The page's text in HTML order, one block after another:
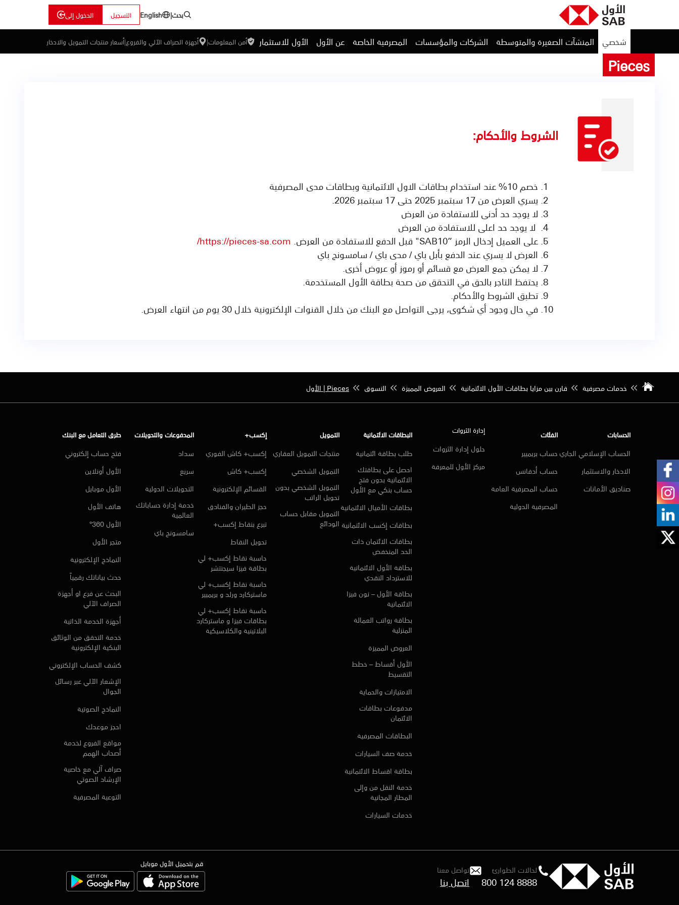
بحث|
English التسجيل الدخول إلى
شخصي المنشآت الصغيرة والمتوسطة الشركات والمؤسسات المصرفية الخاصة عن الأول الأول للاستثمار أمن المعلومات| أجهزة الصراف الآلي والفروع|أسعار منتجات التمويل والادخار
Pieces
الشروط والأحكام:
خصم 10% عند استخدام بطاقات الاول الائتمانية وبطاقات مدى المصرفية
يسري العرض من 17 سبتمبر 2025 حتى 17 سبتمبر 2026.
لا يوجد حد أدنى للاستفادة من العرض
لا يوجد حد اعلى للاستفادة من العرض
على العميل إدخال الرمز ”SAB10" قبل الدفع للاستفادة من العرض. https://pieces-sa.com/
العرض لا يسري عند الدفع بأبل باي / مدى باي / سامسونج باي
لا يمكن جمع العرض مع قسائم أو رموز أو عروض أخرى.
يحتفظ التاجر بالحق في التحقق من صحة بطاقة الأول المستخدمة.
تطبق الشروط والأحكام.
في حال وجود أي شكوى، يرجى التواصل مع البنك من خلال القنوات الإلكترونية خلال 30 يوم من انتهاء العرض.
خدمات مصرفية قارن بين مزايا بطاقات الأول الائتمانية العروض المميزة التسوق Pieces | الأول
الحسابات
الحساب الإسلامي الجاري
الادخار والاستثمار
صناديق الأمانات
الفئات
حساب بريميير
حساب أدفانس
حساب المصرفية العامة
المصرفية الدولية
إدارة الثروات
حلول إدارة الثروات
مركز الأول للمعرفة
البطاقات الائتمانية
طلب بطاقة ائتمانية
احصل على بطاقتك
الائتمانية بدون فتح
حساب بنكي مع الأول
بطاقات الأميال الائتمانية
بطاقات إكسب الائتمانية
بطاقات الائتمان ذات
الحد المنخفض
بطاقة الأول الائتمانية
للاسترداد النقدي
بطاقة الأول – نون فيزا
الائتمانية
بطاقة رواتب العمالة
المنزلية
العروض المميزة
الأول أقساط – خطط
التقسيط
الامتيازات والحماية
مدفوعات بطاقات
الائتمان
البطاقات المصرفية
خدمة صف السيارات
بطاقة اقساط الائتمانية
خدمة النقل من وإلى
المطار المجانية
خدمات السيارات
التمويل
منتجات التمويل العقاري
التمويل الشخصي
التمويل الشخصي بدون
تحويل الراتب
التمويل مقابل حساب
الودائع
إكسب+
إكسب+ كاش الفوري
إكسب+ كاش
القسائم الإلكترونية
حجز الطيران والفنادق
تبرع بنقاط إكسب+
تحويل النقاط
حاسبة نقاط إكسب+ لي
بطاقة فيزا سيجنتشر
حاسبة نقاط إكسب+ لي
ماستركارد ورلد و بريميير
حاسبة نقاط إكسب+ لي
بطاقات فيزا و ماستركارد
البلاتينية والكلاسيكية
المدفوعات والتحويلات
سداد
سريع
التحويلات الدولية
خدمة إدارة حساباتك
العالمية
سامسونج باي
طرق التعامل مع البنك
فتح حساب إلكتروني
الأول أونلاين
الأول موبايل
هاتف الأول
الأول 360°
متجر الأول
النماذج الإلكترونية
حدث بياناتك رقمياً
البحث عن فرع او أجهزة
الصراف الآلي
أجهزة الخدمة الذاتية
خدمة التحقق من الوثائق
البنكية الإلكترونية
كشف الحساب الإلكتروني
الإشعار الآلي عبر رسائل
الجوال
النماذج الصوتية
احجز موعدك
مواقع الفروع لخدمة
أصحاب الهمم
صراف آلي مع خاصية
الإرشاد الصوتي
التوعية المصرفية
لحالات الطوارئ
800 124 8888
تواصل معنا
اتصل بنا
قم بتحميل الأول موبايل